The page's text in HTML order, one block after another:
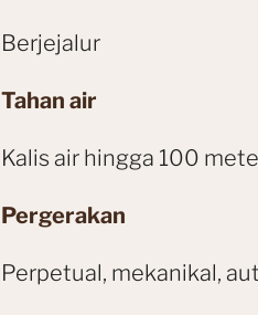
Berjejalur
Tahan air
Kalis air hingga 100
Pergerakan
Perpetual, mekanikal,